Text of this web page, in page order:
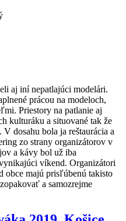
aj iní nepatlajúci modelári.
prácou na modeloch,
Priestory na patlanie aj
kulturáku a situované tak že
dosahu bola ja reštaurácia a
zo strany organizátorov v
a kávy bol už iba
víkend. Organizátori
obce majú prisľúbenú takisto
a samozrejme